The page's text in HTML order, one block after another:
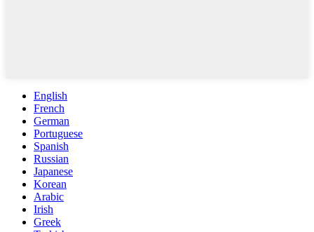
English
French
German
Portuguese
Spanish
Russian
Japanese
Korean
Arabic
Irish
Greek